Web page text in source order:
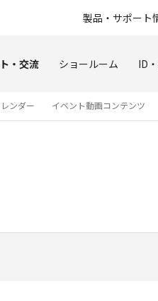
製品・サポート
・交流 ショールーム ID
ンダー イベント動画コンテンツ